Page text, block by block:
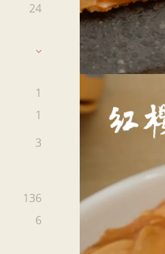
24
1
1
3
136
6